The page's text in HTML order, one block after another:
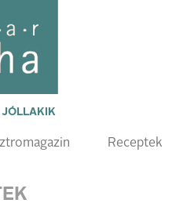
JÓLLAKIK
Receptek